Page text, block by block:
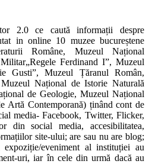
2.0 ce caută informații despre
in online 10 muzee bucureștene
Române, Muzeul Național
Ferdinand I”, Muzeul
Gusti”, Muzeul Țăranul Român,
Național de Istorie Naturală
de Geologie, Muzeul Național
Artă Contemporană) ținând cont de
media- Facebook, Twitter, Flicker,
din social media, accesibilitatea,
site-ului; are sau nu are blog;
eveniment al instituției au
uri, iar în cele din urmă dacă au